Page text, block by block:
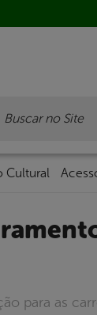
Cultural
para as